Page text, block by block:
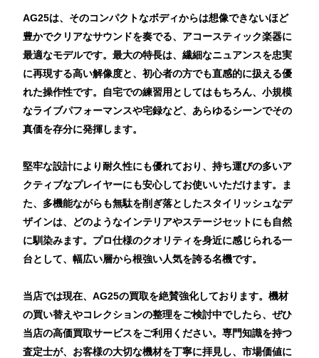
AG25は、そのコンパクトなボディからは想像できないほど
豊かでクリアなサウンドを奏でる、アコースティック楽器に
最適なモデルです。最大の特長は、繊細なニュアンスを忠実
に再現する高い解像度と、初心者の方でも直感的に扱える優
れた操作性です。自宅での練習用としてはもちろん、小規模
なライブパフォーマンスや宅録など、あらゆるシーンでその
真価を存分に発揮します。
堅牢な設計により耐久性にも優れており、持ち運びの多いア
クティブなプレイヤーにも安心してお使いいただけます。ま
た、多機能ながらも無駄を削ぎ落としたスタイリッシュなデ
ザインは、どのようなインテリアやステージセットにも自然
に馴染みます。プロ仕様のクオリティを身近に感じられる一
台として、幅広い層から根強い人気を誇る名機です。
当店では現在、AG25の買取を絶賛強化しております。機材
の買い替えやコレクションの整理をご検討中でしたら、ぜひ
当店の高価買取サービスをご利用ください。専門知識を持つ
査定士が、お客様の大切な機材を丁寧に拝見し、市場価値に